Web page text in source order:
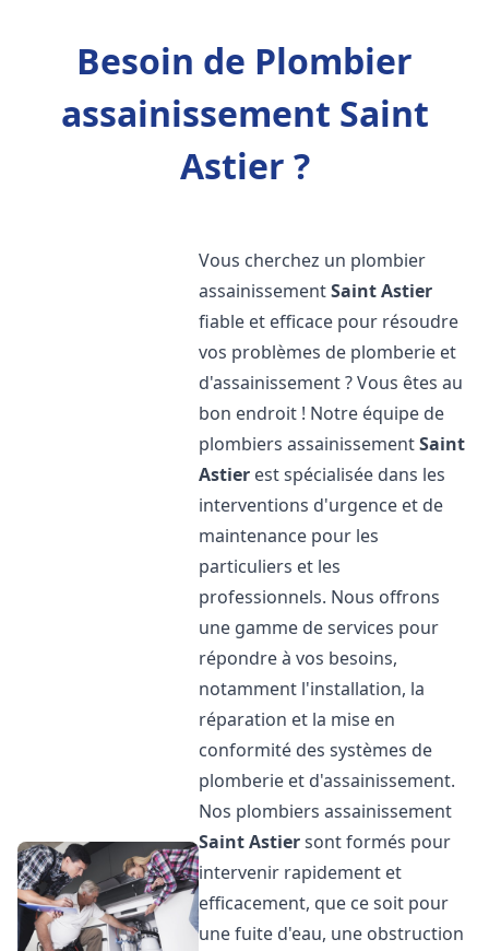
Besoin de Plombier
assainissement Saint
Astier ?
Vous cherchez un plombier
assainissementSaint Astier
fiable et efficace pour résoudre
vos problèmes de plomberie et
d'assainissement ? Vous êtes au
bon endroit ! Notre équipe de
plombiers assainissementSaint
Astier est spécialisée dans les
interventions d'urgence et de
maintenance pour les
particuliers et les
professionnels. Nous offrons
une gamme de services pour
répondre à vos besoins,
notamment l'installation, la
réparation et la mise en
conformité des systèmes de
plomberie et d'assainissement.
Nos plombiers assainissement
Saint Astiersont formés pour
intervenir rapidement et
efficacement, que ce soit pour
une fuite d'eau, une obstruction